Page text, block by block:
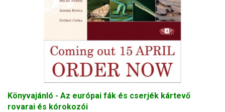
Könyvajánló - Az európai fák és cserjék kártevő
rovarai és kórokozói